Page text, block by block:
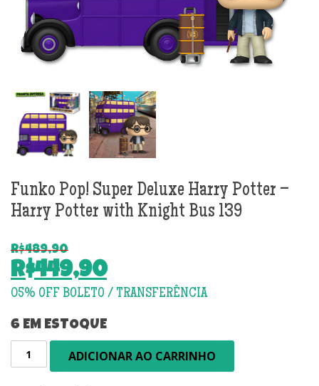
Funko Pop! Super Deluxe Harry Potter –
Harry Potter with Knight Bus 139
R$489,90
O
preço
era:
R$489,90.
R$449,90
O
atual
é:
R$449,90.
6 EM ESTOQUE
Funko
Pop!
ADICIONAR AO CARRINHO